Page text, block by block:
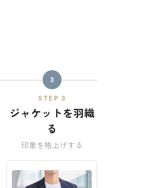
3
STEP 3
ジャケットを羽織
る
印象を格上げする